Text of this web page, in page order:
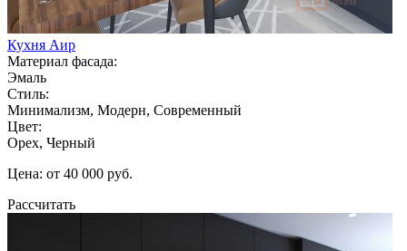
Кухня Аир
Материал фасада:
Эмаль
Стиль:
Минимализм, Модерн, Современный
Цвет:
Орех, Черный
Цена: от 40 000 руб.
Рассчитать